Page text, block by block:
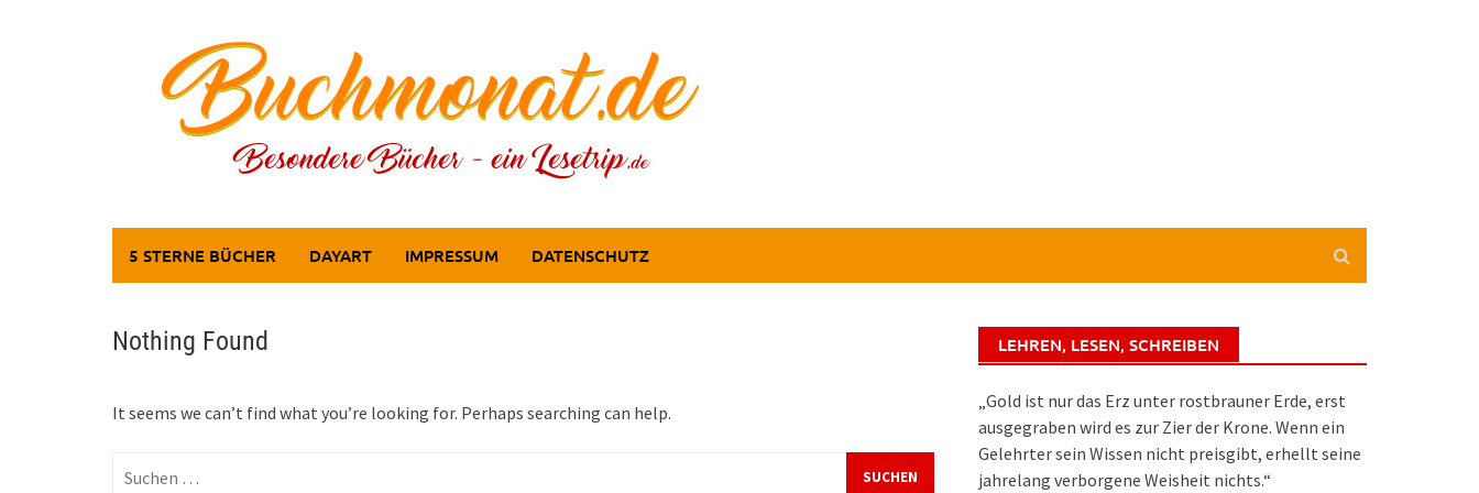
5 STERNE BÜCHER DAYART IMPRESSUM DATENSCHUTZ
Nothing Found
It seems we can’t find what you’re looking for. Perhaps searching can help.
LEHREN, LESEN, SCHREIBEN
„Gold ist nur das Erz unter rostbrauner Erde, erst
ausgegraben wird es zur Zier der Krone. Wenn ein
Gelehrter sein Wissen nicht preisgibt, erhellt seine
jahrelang verborgene Weisheit nichts.“